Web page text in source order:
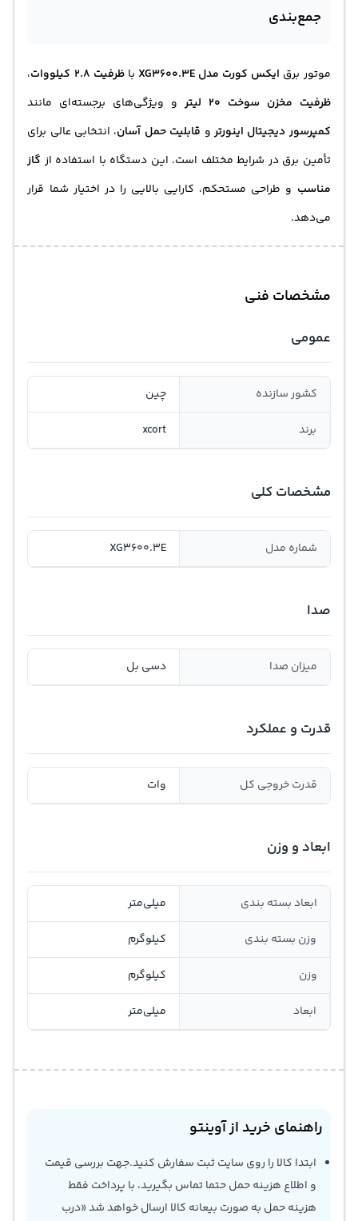
جمع‌بندی
موتور برق ایکس کورت مدل XG3600.3E باظرفیت 2.8 کیلووات
،
ظرفیت مخزن سوخت 20 لیتر
و ویژگی‌های برجسته‌ای مانند
کمپرسور دیجیتال اینورترو قابلیت حمل آسان، انتخابی عالی برای
تأمین برق در شرایط مختلف است. این دستگاه با استفاده از گاز
مناسب و طراحی مستحکم، کارایی بالایی را در اختیار شما قرار
می‌دهد.
مشخصات فنی
عمومی
کشور سازنده چین
برند xcort
مشخصات کلی
شماره مدل XG3600.3E
صدا
میزان صدا دسی بل
قدرت و عملکرد
قدرت خروجی کل وات
ابعاد و وزن
ابعاد بسته بندی میلی‌متر
وزن بسته بندی کیلوگرم
وزن کیلوگرم
ابعاد میلی‌متر
راهنمای خرید از آوینتو
ابتدا کالا را روی سایت ثبت سفارش کنید.جهت بررسی قیمت
و اطلاع هزینه حمل حتما تماس بگیرید، با پرداخت فقط
هزینه حمل به صورت بیعانه کالا ارسال خواهد شد «درب